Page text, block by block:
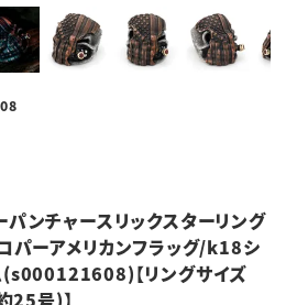
ンチャースリックスターリング
パーアメリカンフラッグ/k18シ
(s000121608)【リングサイズ
25号)】